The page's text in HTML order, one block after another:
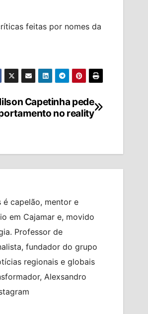
feitas por nomes da
Capetinha pede
no reality
é capelão, mentor e
em Cajamar e, movido
Professor de
fundador do grupo
regionais e globais
Alexsandro